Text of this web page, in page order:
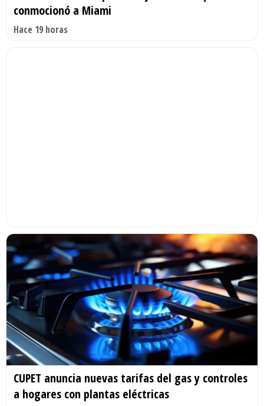
conmocionó a Miami
Hace 19 horas
CUPET anuncia nuevas tarifas del gas y controles
a hogares con plantas eléctricas